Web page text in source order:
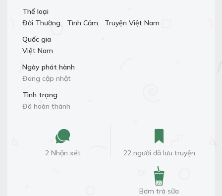
Thể loại
Đời Thường, Tình Cảm,
Truyện Việt Nam
Quốc gia
Việt Nam
Ngày phát hành
Đang cập nhật
Tình trạng
Đã hoàn thành
2 Nhận xét 22 người đã lưu truyện
Bơm trà sữa